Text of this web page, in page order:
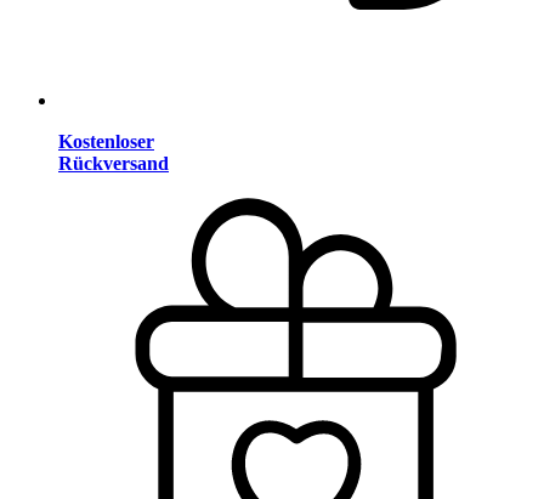
Kostenloser
Rückversand